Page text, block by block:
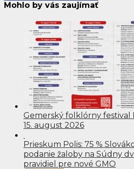
Mohlo by vás zaujímať
Gemerský folklórny festival
15. august 2026
Prieskum Polis: 75 %
podanie žaloby na Súdny
pravidiel pre nové GMO